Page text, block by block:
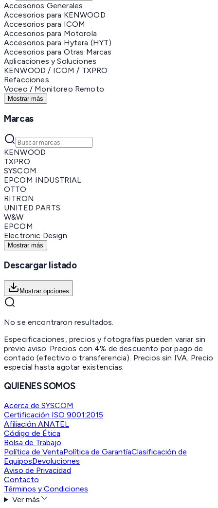
Accesorios Generales
Accesorios para KENWOOD
Accesorios para ICOM
Accesorios para Motorola
Accesorios para Hytera (HYT)
Accesorios para Otras Marcas
Aplicaciones y Soluciones
KENWOOD / ICOM / TXPRO
Refacciones
Voceo / Monitoreo Remoto
Mostrar más
Marcas
KENWOOD
TXPRO
SYSCOM
EPCOM INDUSTRIAL
OTTO
RITRON
UNITED PARTS
W&W
EPCOM
Electronic Design
Mostrar más
Descargar listado
Mostrar opciones
No se encontraron resultados.
Especificaciones, precios y fotografías pueden variar sin
previo aviso. Precios con 4% de descuento por pago de
contado (efectivo o transferencia). Precios sin IVA. Precio
especial hasta agotar existencias.
QUIENES SOMOS
Acerca de SYSCOM
Certificación ISO 9001:2015
Afiliación ANATEL
Código de Ética
Bolsa de Trabajo
Política de VentaPolítica de GarantíaClasificación de
EquiposDevoluciones
Aviso de Privacidad
Contacto
Términos y Condiciones
Ver más